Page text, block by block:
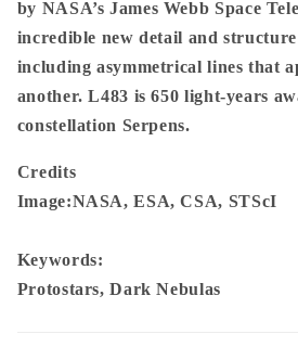
Image)
-
James
Webb
Space
Telescope
Image)
-
James
Webb
Space
Telescope
by NASA’s James Webb Space
incredible new detail and
including asymmetrical lines that
another. L483 is 650 light-years
constellation Serpens.
Credits
Image:NASA, ESA, CSA, STScI
Keywords:
Protostars, Dark Nebulas